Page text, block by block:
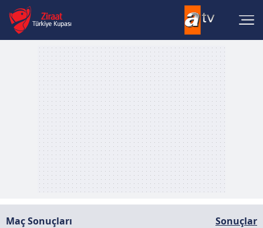
Maç Sonuçları Sonuçlar